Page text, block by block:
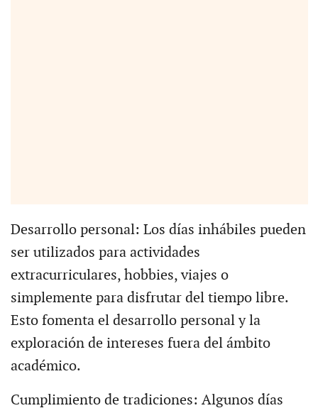
Desarrollo personal: Los días inhábiles pueden
ser utilizados para actividades
extracurriculares, hobbies, viajes o
simplemente para disfrutar del tiempo libre.
Esto fomenta el desarrollo personal y la
exploración de intereses fuera del ámbito
académico.
Cumplimiento de tradiciones: Algunos días